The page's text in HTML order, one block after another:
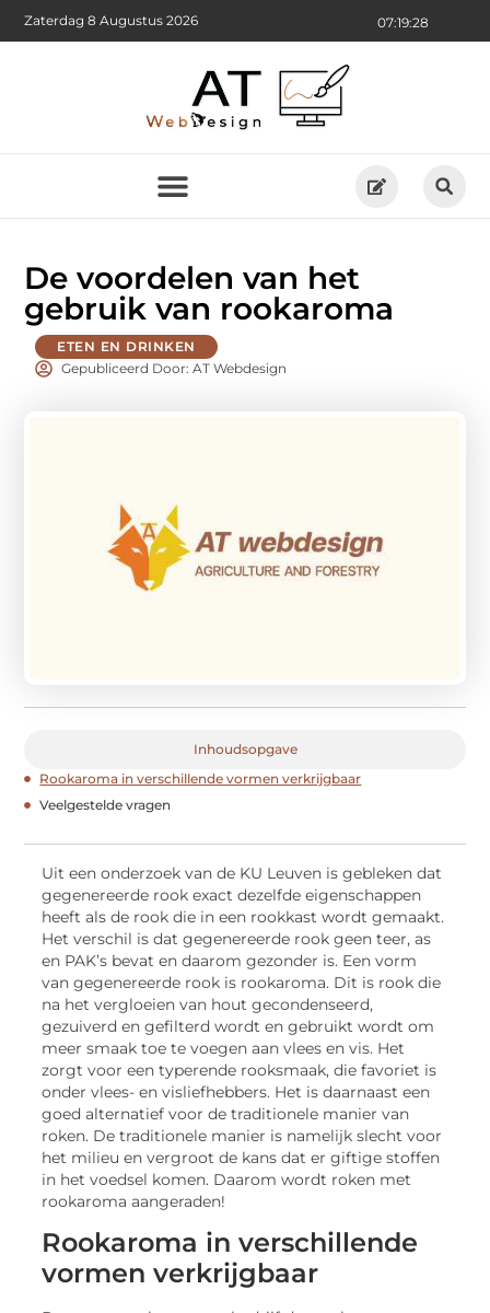
07:19:29
Zaterdag 8 Augustus 2026
De voordelen van het
gebruik van rookaroma
ETEN EN DRINKEN
Gepubliceerd Door: AT Webdesign
Inhoudsopgave
Rookaroma in verschillende vormen verkrijgbaar
Veelgestelde vragen
Uit een onderzoek van de KU Leuven is gebleken dat
gegenereerde rook exact dezelfde eigenschappen
heeft als de rook die in een rookkast wordt gemaakt.
Het verschil is dat gegenereerde rook geen teer, as
en PAK’s bevat en daarom gezonder is. Een vorm
van gegenereerde rook is rookaroma. Dit is rook die
na het vergloeien van hout gecondenseerd,
gezuiverd en gefilterd wordt en gebruikt wordt om
meer smaak toe te voegen aan vlees en vis. Het
zorgt voor een typerende rooksmaak, die favoriet is
onder vlees- en visliefhebbers. Het is daarnaast een
goed alternatief voor de traditionele manier van
roken. De traditionele manier is namelijk slecht voor
het milieu en vergroot de kans dat er giftige stoffen
in het voedsel komen. Daarom wordt roken met
rookaroma aangeraden!
Rookaroma in verschillende
vormen verkrijgbaar